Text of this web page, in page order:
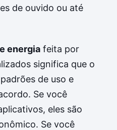
de ouvido ou até
energia feita por
significa que o
de uso e
Se você
eles são
Se você